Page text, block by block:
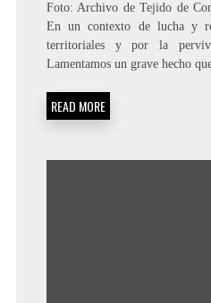
Foto: Archivo de Tejido de
En un contexto de lucha y
territoriales y por la
Lamentamos un grave hecho
READ MORE